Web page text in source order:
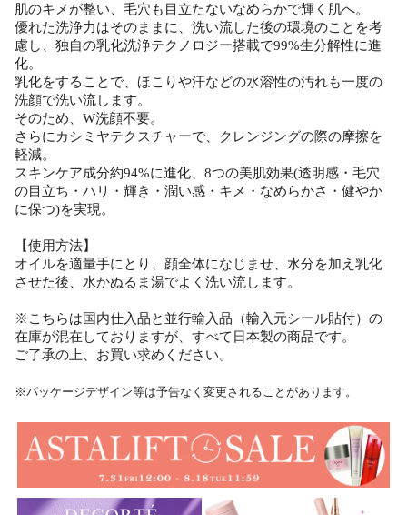
肌のキメが整い、毛穴も目立たないなめらかで輝く肌へ。
優れた洗浄力はそのままに、洗い流した後の環境のことを考
慮し、独自の乳化洗浄テクノロジー搭載で99%生分解性に進
化。
乳化をすることで、ほこりや汗などの水溶性の汚れも一度の
洗顔で洗い流します。
そのため、W洗顔不要。
さらにカシミヤテクスチャーで、クレンジングの際の摩擦を
軽減。
スキンケア成分約94%に進化、8つの美肌効果(透明感・毛穴
の目立ち・ハリ・輝き・潤い感・キメ・なめらかさ・健やか
に保つ)を実現。
【使用方法】
オイルを適量手にとり、顔全体になじませ、水分を加え乳化
させた後、水かぬるま湯でよく洗い流します。
※こちらは国内仕入品と並行輸入品（輸入元シール貼付）の
在庫が混在しておりますが、すべて日本製の商品です。
ご了承の上、お買い求めください。
※パッケージデザイン等は予告なく変更されることがあります。